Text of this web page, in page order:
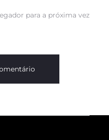
para a próxima vez